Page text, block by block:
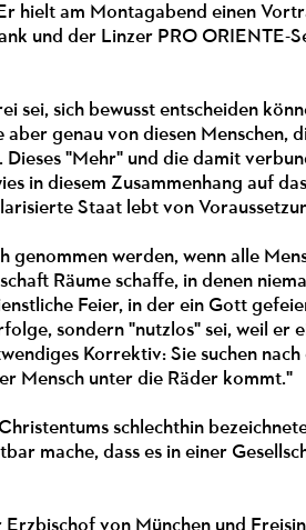
hielt am Montagabend einen
und der Linzer PRO ORIENTE-
sei, sich bewusst entscheiden
genau von diesen Menschen,
"Mehr" und die damit
in diesem Zusammenhang auf
Staat lebt von
genommen werden, wenn alle
Räume schaffe, in denen
Feier, in der ein Gott
sondern "nutzlos" sei, weil er
Korrektiv: Sie suchen
Mensch unter die Räder kommt."
schlechthin
mache, dass es in einer
von München und